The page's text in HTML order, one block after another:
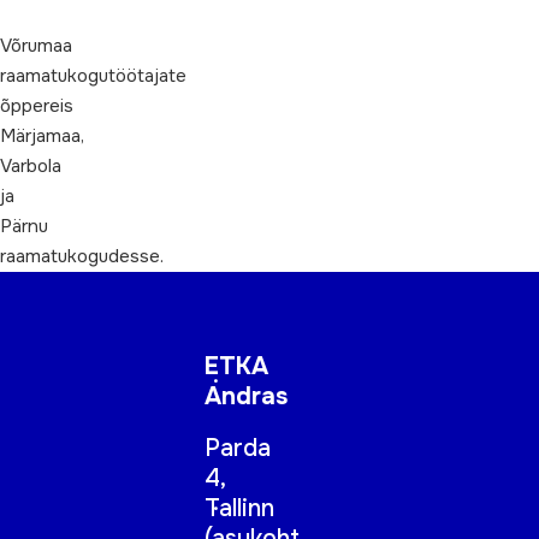
Võrumaa
raamatukogutöötajate
õppereis
Märjamaa,
Varbola
ja
Pärnu
raamatukogudesse.
ETKA
Andras
Parda
4,
Tallinn